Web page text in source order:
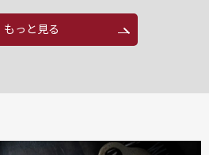
もっと見る